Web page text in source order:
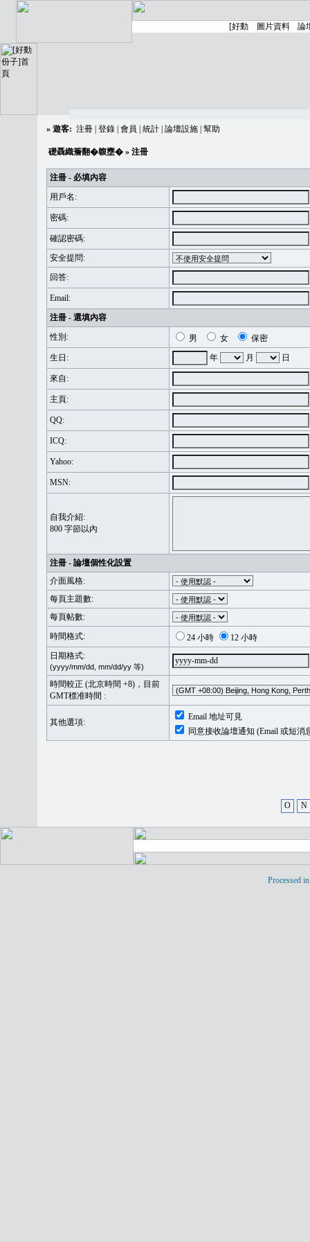
» 遊客: 注冊 登錄 會員 統計 論壇設施 幫助
礎聶織簷翻�䪖壅� » 注冊
注冊 - 必填內容
用戶名:
密碼:
確認密碼:
安全提問:
回答:
Email:
注冊 - 選填內容
性別:
男 女
保密
生日:
年 月 日
來自:
主頁:
QQ:
ICQ:
Yahoo:
MSN:
自我介紹:
800 字節以內
注冊 - 論壇個性化設置
介面風格:
每頁主題數:
每頁帖數:
時間格式:
24 小時
12 小時
日期格式:
(yyyy/mm/dd, mm/dd/yy 等)
時間較正 (北京時間 +8)，目前
GMT標准時間 :
其他選項:
Email 地址可見
同意接收論壇通知 (Email 或短消
O N
Processed